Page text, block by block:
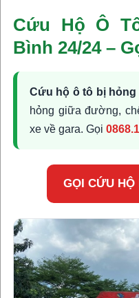
Cứu Hộ Ô
Bình 24/24 –
Cứu hộ ô tô bị hỏng
hỏng giữa đường,
xe về gara. Gọi
GỌI CỨU HỘ